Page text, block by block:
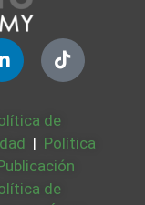
de
| Política
de